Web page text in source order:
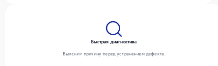
Быстрая диагностика
Выясним причину перед устранением дефекта.